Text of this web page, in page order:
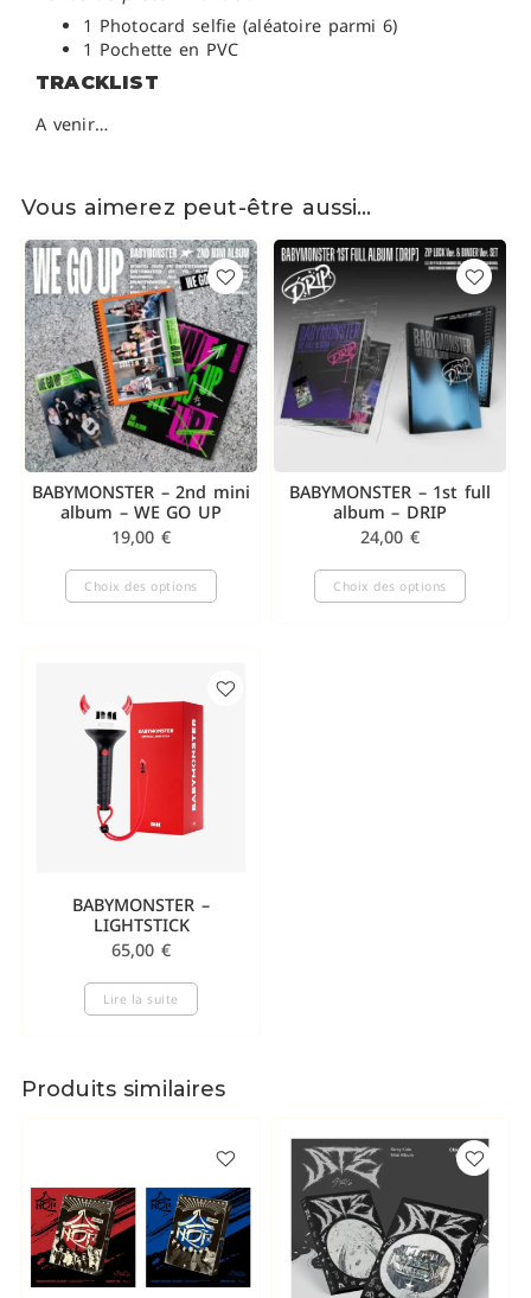
1 Photocard selfie (aléatoire parmi 6)
1 Pochette en PVC
TRACKLIST
A venir…
Vous aimerez peut-être aussi…
BABYMONSTER – 2nd mini
album – WE GO UP
19,00 €
Choix des options
BABYMONSTER – 1st full
album – DRIP
24,00 €
Choix des options
BABYMONSTER –
LIGHTSTICK
65,00 €
Lire la suite
Produits similaires